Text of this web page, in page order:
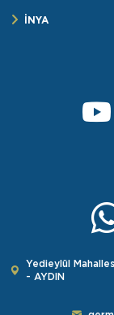
İNYA
Yedieylül
- AYDIN